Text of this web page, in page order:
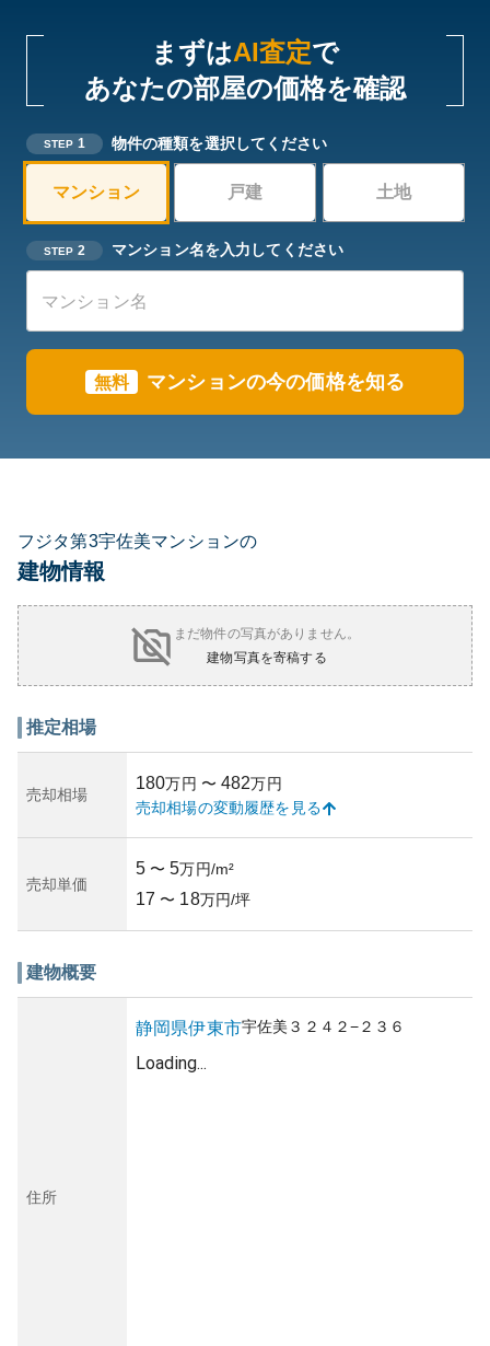
まずはAI査定で
あなたの部屋の価格を確認
STEP 1 物件の種類を選択してください
マンション 戸建 土地
STEP 2 マンション名を入力してください
無料 マンションの今の価格を知る
フジタ第3宇佐美マンションの
建物情報
まだ物件の写真がありません。
建物写真を寄稿する
推定相場
売却相場
180万円 〜 482万円
売却相場の変動履歴を見る
売却単価
5 〜 5万円/m²
17 〜 18万円/坪
建物概要
住所
静岡県伊東市宇佐美 ３２４２−２３６
Loading...